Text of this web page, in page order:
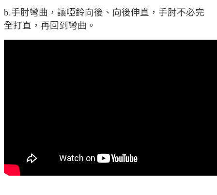
b.手肘彎曲，讓啞鈴向後、向後伸直，手肘不必完
全打直，再回到彎曲。